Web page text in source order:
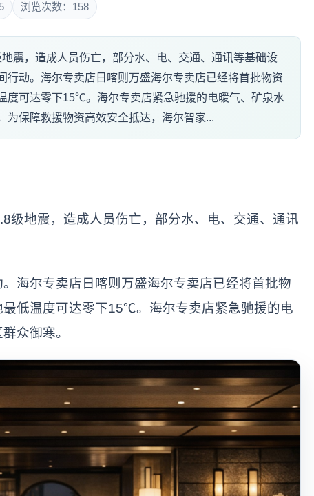
浏览次数：158
震，造成人员伤亡，部分水、电、交通、通讯等基础设
行动。海尔专卖店日喀则万盛海尔专卖店已经将首批物资
度可达零下15℃。海尔专卖店紧急驰援的电暖气、矿泉水
为保障救援物资高效安全抵达，海尔智家...
级地震，造成人员伤亡，部分水、电、交通、通讯
海尔专卖店日喀则万盛海尔专卖店已经将首批物
低温度可达零下15℃。海尔专卖店紧急驰援的电
众御寒。